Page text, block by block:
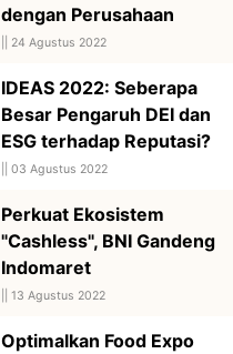
dengan Perusahaan
24 Agustus 2022
IDEAS 2022: Seberapa
Besar Pengaruh DEI dan
ESG terhadap Reputasi?
03 Agustus 2022
Perkuat Ekosistem
"Cashless", BNI Gandeng
Indomaret
13 Agustus 2022
Optimalkan Food Expo